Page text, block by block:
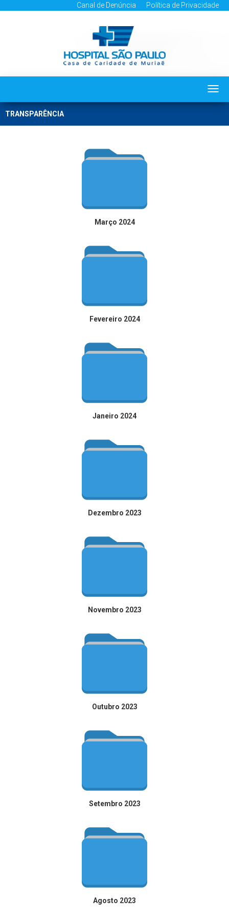
Canal de Denúncia Política de Privacidade
TRANSPARÊNCIA
Março 2024
Fevereiro 2024
Janeiro 2024
Dezembro 2023
Novembro 2023
Outubro 2023
Setembro 2023
Agosto 2023